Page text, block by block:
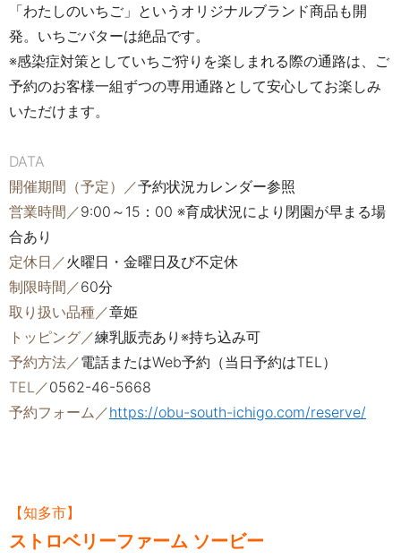
「わたしのいちご」というオリジナルブランド商品も開
発。いちごバターは絶品です。
※感染症対策としていちご狩りを楽しまれる際の通路は、ご
予約のお客様一組ずつの専用通路として安心してお楽しみ
いただけます。
DATA
開催期間（予定）／予約状況カレンダー参照
営業時間／9:00～15：00 ※育成状況により閉園が早まる場
合あり
定休日／火曜日・金曜日及び不定休
制限時間／60分
取り扱い品種／章姫
トッピング／練乳販売あり※持ち込み可
予約方法／電話またはWeb予約（当日予約はTEL）
TEL／0562-46-5668
予約フォーム／https://obu-south-ichigo.com/reserve/
【知多市】
ストロベリーファーム ソービー